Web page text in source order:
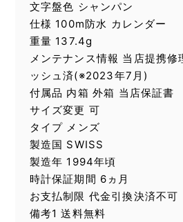
文字盤色 シャンパン
仕様 100m防水 カレンダー
重量 137.4g
メンテナンス情報 当店提携修
ッシュ済(※2023年7月)
付属品 内箱 外箱 当店保証書
サイズ変更 可
タイプ メンズ
製造国 SWISS
製造年 1994年頃
時計保証期間 6ヵ月
お支払制限 代金引換決済不可
備考1 送料無料